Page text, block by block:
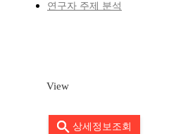
연구자 주제 분석
View
상세정보조회